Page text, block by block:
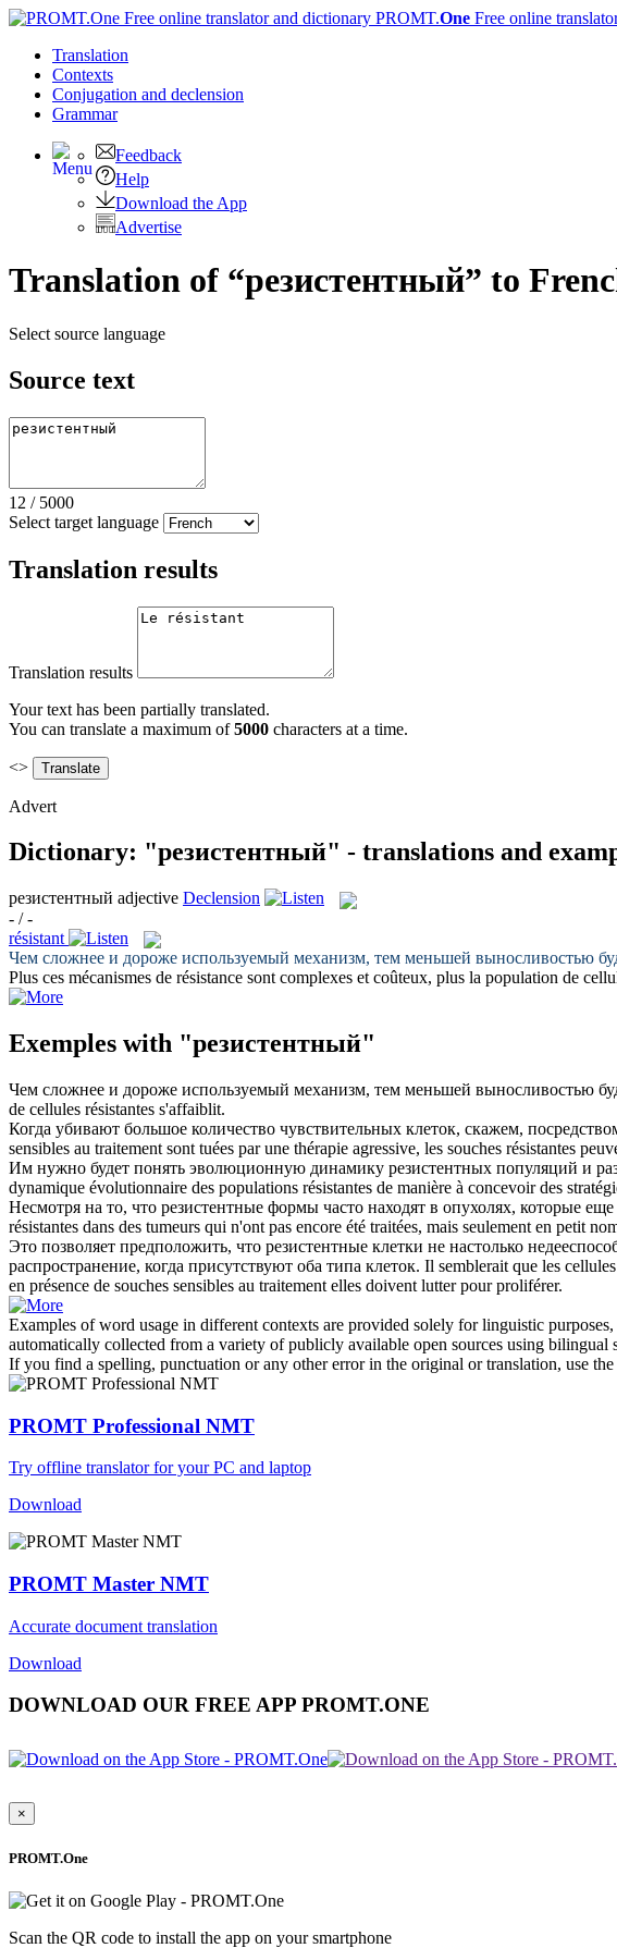
PROMT.One Free online
Translation
Contexts
Conjugation and declension
Grammar
Feedback
Help
Download the App
Advertise
Translation of “резистентный” to
Select source language
Source text
12 / 5000
Select target language
Translation results
Translation results
Your text has been partially translated.
You can translate a maximum of5000 characters at a time.
<>
Advert
Dictionary: "резистентный" - translations and
резистентный adjective Declension
- / -
résistant
Чем сложнее и дороже используемый механизм, тем меньшей выносливостью
Plus ces mécanismes de résistance sont complexes et coûteux, plus la population de
Exemples with "резистентный"
Чем сложнее и дороже используемый механизм, тем меньшей выносливостью
de cellules résistantes s'affaiblit.
Когда убивают большое количество чувствительных клеток, скажем,
sensibles au traitement sont tuées par une thérapie agressive, les souches résistantes
Им нужно будет понять эволюционную динамику резистентных популяций и
dynamique évolutionnaire des populations résistantes de manière à concevoir des
Несмотря на то, что резистентные формы часто находят в опухолях, которые
résistantes dans des tumeurs qui n'ont pas encore été traitées, mais seulement en petit
Это позволяет предположить, что резистентные клетки не настолько
распространение, когда присутствуют оба типа клеток. Il semblerait que les cellules
en présence de souches sensibles au traitement elles doivent lutter pour proliférer.
Examples of word usage in different contexts are provided solely for linguistic
automatically collected from a variety of publicly available open sources using bilingual
If you find a spelling, punctuation or any other error in the original or translation, use
PROMT Professional NMT
Try offline translator for your PC and laptop
Download
PROMT Master NMT
Accurate document translation
Download
DOWNLOAD OUR FREE APP PROMT.ONE
×
PROMT.One
Scan the QR code to install the app on your smartphone